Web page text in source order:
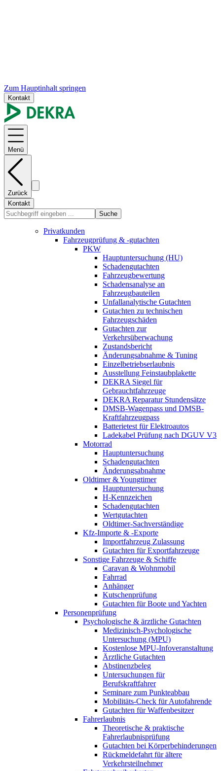
Zum Hauptinhalt springen
Kontakt
Menü
Zurück
Kontakt
Suche
Privatkunden
Fahrzeugprüfung & -gutachten
PKW
Hauptuntersuchung (HU)
Schadengutachten
Fahrzeugbewertung
Schadensanalyse an
Fahrzeugbauteilen
Unfallanalytische Gutachten
Gutachten zu technischen
Fahrzeugschäden
Gutachten zur
Verkehrsüberwachung
Zustandsbericht
Änderungsabnahme & Tuning
Einzelbetriebserlaubnis
Ausstellung Feinstaubplakette
DEKRA Siegel für
Gebrauchtfahrzeuge
DEKRA Reparatur Stundensätze
DMSB-Wagenpass und DMSB-
Kraftfahrzeugpass
Batterietest für Elektroautos
Ladekabel Prüfung nach DGUV V3
Motorrad
Hauptuntersuchung
Schadengutachten
Änderungsabnahme
Oldtimer & Youngtimer
Hauptuntersuchung
H-Kennzeichen
Schadengutachten
Wertgutachten
Oldtimer-Sachverständige
Kfz-Importe & -Exporte
Importfahrzeug Zulassung
Gutachten für Exportfahrzeuge
Sonstige Fahrzeuge & Schiffe
Caravan & Wohnmobil
Fahrrad
Anhänger
Kutschenprüfung
Gutachten für Boote und Yachten
Personenprüfung
Psychologische & ärztliche Gutachten
Medizinisch-Psychologische
Untersuchung (MPU)
Kostenlose MPU-Infoveranstaltung
Ärztliche Gutachten
Abstinenzbeleg
Untersuchungen für
Berufskraftfahrer
Seminare zum Punkteabbau
Mobilitäts-Check für Autofahrende
Gutachten für Waffenbesitzer
Fahrerlaubnis
Theoretische & praktische
Fahrerlaubnisprüfung
Gutachten bei Körperbehinderungen
Rückmeldefahrt für ältere
Verkehrsteilnehmer